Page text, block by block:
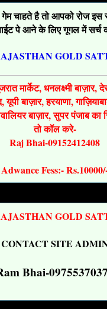
चाहते है तो आपको रोज इस
पे आने के लिए गूगल में सर्च
GOLD
मार्केट, धनलक्ष्मी बाज़ार,
यूपी बाज़ार, हरयाणा,
बाज़ार, सुपर पंजाब
तो कॉल करे-
Raj Bhai-09152412408
Adwance Fess:-
GOLD
CONTACT SITE
Bhai-